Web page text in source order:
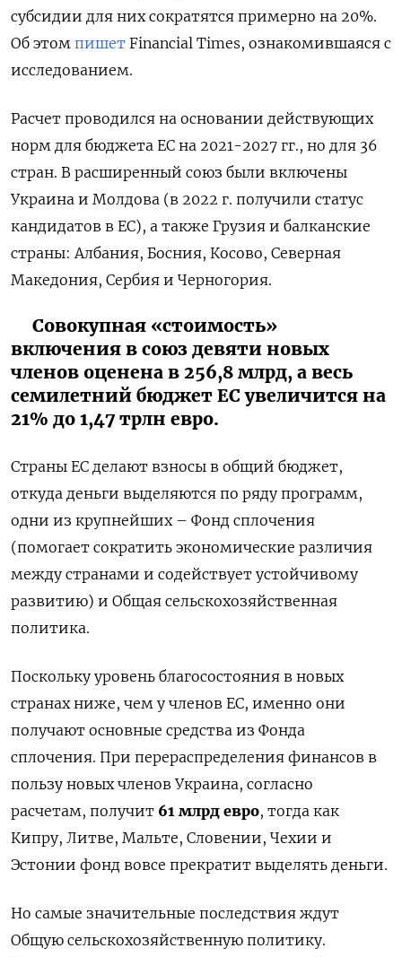
субсидии для них сократятся примерно на 20%.
Об этом пишет Financial Times, ознакомившаяся с
исследованием.
Расчет проводился на основании действующих
норм для бюджета ЕС на 2021-2027 гг., но для 36
стран. В расширенный союз были включены
Украина и Молдова (в 2022 г. получили статус
кандидатов в ЕС), а также Грузия и балканские
страны: Албания, Босния, Косово, Северная
Македония, Сербия и Черногория.
Совокупная «стоимость»
включения в союз девяти новых
членов оценена в 256,8 млрд, а весь
семилетний бюджет ЕС увеличится на
21% до 1,47 трлн евро.
Страны ЕС делают взносы в общий бюджет,
откуда деньги выделяются по ряду программ,
одни из крупнейших – Фонд сплочения
(помогает сократить экономические различия
между странами и содействует устойчивому
развитию) и Общая сельскохозяйственная
политика.
Поскольку уровень благосостояния в новых
странах ниже, чем у членов ЕС, именно они
получают основные средства из Фонда
сплочения. При перераспределения финансов в
пользу новых членов Украина, согласно
расчетам, получит 61 млрд евро, тогда как
Кипру, Литве, Мальте, Словении, Чехии и
Эстонии фонд вовсе прекратит выделять деньги.
Но самые значительные последствия ждут
Общую сельскохозяйственную политику.